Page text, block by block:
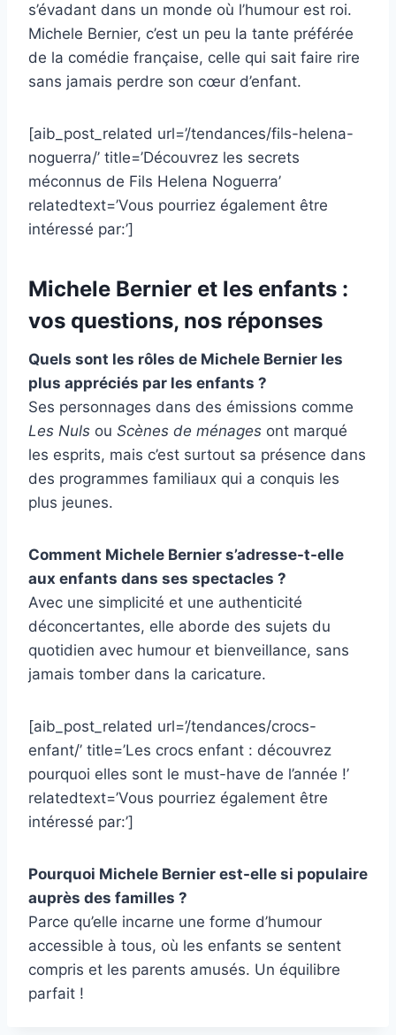
s’évadant dans un monde où l’humour est roi.
Michele Bernier, c’est un peu la tante préférée
de la comédie française, celle qui sait faire rire
sans jamais perdre son cœur d’enfant.
[aib_post_related url=’/tendances/fils-helena-
noguerra/’ title=’Découvrez les secrets
méconnus de Fils Helena Noguerra’
relatedtext=’Vous pourriez également être
intéressé par:’]
Michele Bernier et les enfants :
vos questions, nos réponses
Quels sont les rôles de Michele Bernier les
plus appréciés par les enfants ?
Ses personnages dans des émissions comme
Les Nuls ou Scènes de ménages ont marqué
les esprits, mais c’est surtout sa présence dans
des programmes familiaux qui a conquis les
plus jeunes.
Comment Michele Bernier s’adresse-t-elle
aux enfants dans ses spectacles ?
Avec une simplicité et une authenticité
déconcertantes, elle aborde des sujets du
quotidien avec humour et bienveillance, sans
jamais tomber dans la caricature.
[aib_post_related url=’/tendances/crocs-
enfant/’ title=’Les crocs enfant : découvrez
pourquoi elles sont le must-have de l’année !’
relatedtext=’Vous pourriez également être
intéressé par:’]
Pourquoi Michele Bernier est-elle si populaire
auprès des familles ?
Parce qu’elle incarne une forme d’humour
accessible à tous, où les enfants se sentent
compris et les parents amusés. Un équilibre
parfait !